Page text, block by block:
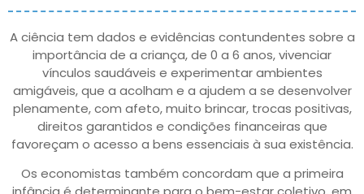
A ciência tem dados e evidências contundentes sobre a
importância de a criança, de 0 a 6 anos, vivenciar
vínculos saudáveis e experimentar ambientes
amigáveis, que a acolham e a ajudem a se desenvolver
plenamente, com afeto, muito brincar, trocas positivas,
direitos garantidos e condições financeiras que
favoreçam o acesso a bens essenciais à sua existência.
Os economistas também concordam que a primeira